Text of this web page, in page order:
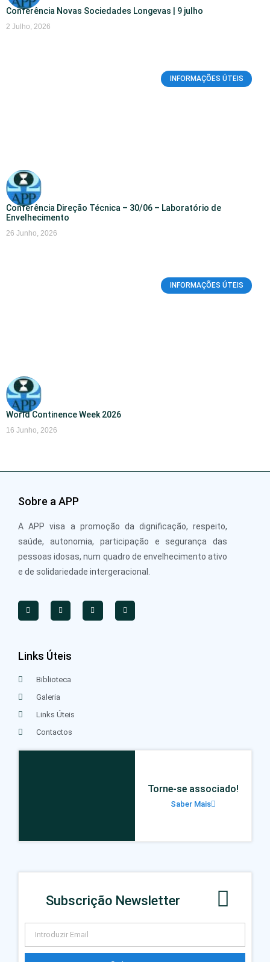
Conferência Novas Sociedades Longevas | 9 julho
2 Julho, 2026
INFORMAÇÕES ÚTEIS
Conferência Direção Técnica – 30/06 – Laboratório de
Envelhecimento
26 Junho, 2026
INFORMAÇÕES ÚTEIS
World Continence Week 2026
16 Junho, 2026
Sobre a APP
A APP visa a promoção da dignificação, respeito,
saúde, autonomia, participação e segurança das
pessoas idosas, num quadro de envelhecimento ativo
e de solidariedade intergeracional.
Links Úteis
Biblioteca
Galeria
Links Úteis
Contactos
Torne-se associado!
Saber Mais
Subscrição Newsletter